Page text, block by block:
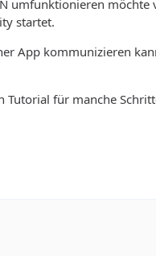
umfunktionieren
startet.
App kommunizieren
für manche